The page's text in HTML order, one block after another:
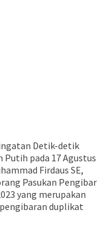
Detik-detik
Putih pada 17 Agustus
Firdaus SE,
Pasukan Pengibar
yang merupakan
duplikat